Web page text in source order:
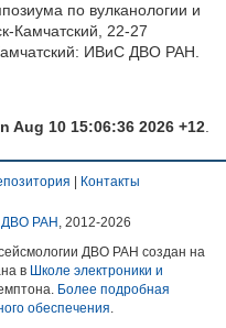
по вулканологии и
Камчатский, 22-27
ИВиС ДВО РАН.
Aug 10 15:06:36 2026 +12
Контакты
ДВО РАН , 2012-2026
ДВО РАН создан на
в Школе электроники и
Более подробная
обеспечения.